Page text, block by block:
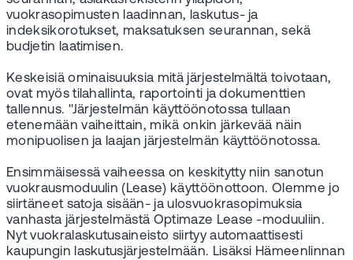
vuokrasopimusten laadinnan, laskutus- ja
indeksikorotukset, maksatuksen seurannan, sekä
budjetin laatimisen.
Keskeisiä ominaisuuksia mitä järjestelmältä toivotaan,
ovat myös tilahallinta, raportointi ja dokumenttien
tallennus. "Järjestelmän käyttöönotossa tullaan
etenemään vaiheittain, mikä onkin järkevää näin
monipuolisen ja laajan järjestelmän käyttöönotossa.
Ensimmäisessä vaiheessa on keskitytty niin sanotun
vuokrausmoduulin (Lease) käyttöönottoon. Olemme jo
siirtäneet satoja sisään- ja ulosvuokrasopimuksia
vanhasta järjestelmästä Optimaze Lease -moduuliin.
Nyt vuokralaskutusaineisto siirtyy automaattisesti
kaupungin laskutusjärjestelmään. Lisäksi Hämeenlinnan